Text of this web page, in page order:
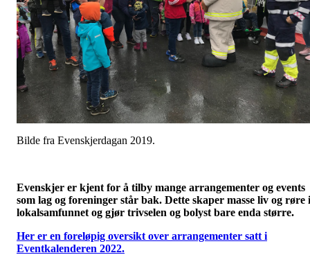
Bilde fra Evenskjerdagan 2019.
Evenskjer er kjent for å tilby mange arrangementer og events
som lag og foreninger står bak. Dette skaper masse liv og røre i
lokalsamfunnet og gjør trivselen og bolyst bare enda større.
Her er en foreløpig oversikt over arrangementer satt i
Eventkalenderen 2022.